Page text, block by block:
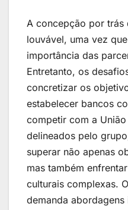
A concepção por
louvável, uma vez
importância das
Entretanto, os
concretizar os
estabelecer bancos
competir com a
delineados pelo
superar não apenas
mas também
culturais complexas.
demanda